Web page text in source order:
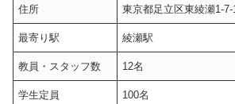
住所 東京都足立区東綾瀬1-7-
最寄り駅 綾瀬駅
教員・スタッフ数 12名
学生定員 100名